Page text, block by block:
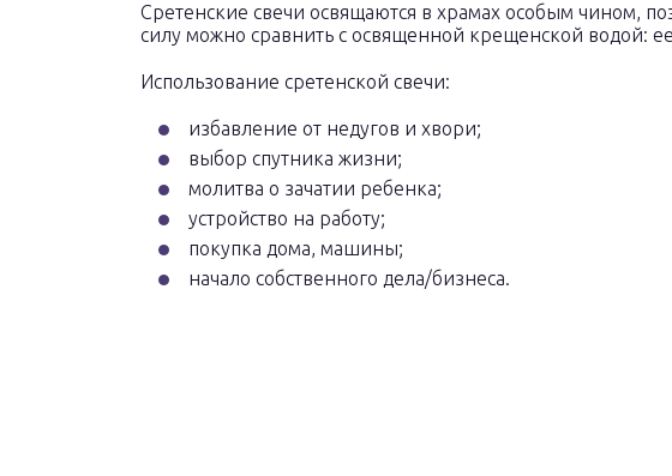
Сретенские свечи освящаются в храмах особым чином,
силу можно сравнить с освященной крещенской водой:
Использование сретенской свечи:
избавление от недугов и хвори;
выбор спутника жизни;
молитва о зачатии ребенка;
устройство на работу;
покупка дома, машины;
начало собственного дела/бизнеса.